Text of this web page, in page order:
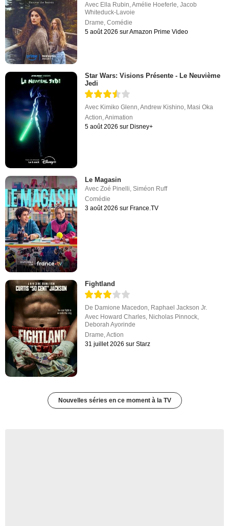
Avec Ella Rubin ,Amélie Hoeferle ,Jacob
Whiteduck-Lavoie
Drame ,Comédie
5 août 2026 sur Amazon Prime Video
Star Wars: Visions Présente - Le Neuvième
Jedi
Avec Kimiko Glenn,Andrew Kishino, Masi Oka
Action,Animation
5 août 2026 sur Disney+
Le Magasin
AvecZoé Pinelli,Siméon Ruff
Comédie
3 août 2026 sur France.TV
Fightland
De Damione Macedon, Raphael Jackson Jr.
Avec Howard Charles, Nicholas Pinnock,
Deborah Ayorinde
Drame,Action
31 juillet 2026 sur Starz
Nouvelles séries en ce moment à la TV